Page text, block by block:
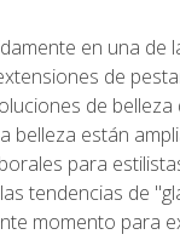
en una
de
de
belleza están
para
tendencias de
momento para